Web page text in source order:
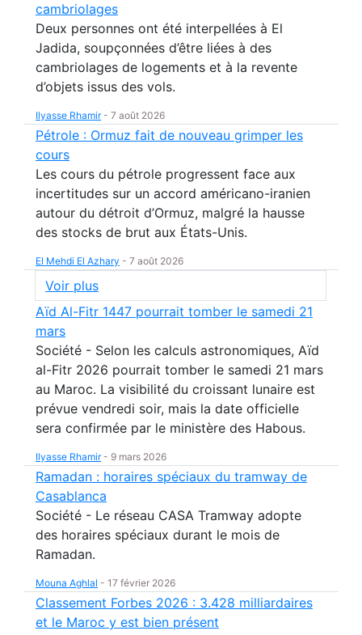
cambriolages
Deux personnes ont été interpellées à El
Jadida, soupçonnées d’être liées à des
cambriolages de logements et à la revente
d’objets issus des vols.
Ilyasse Rhamir- 7 août 2026
Pétrole : Ormuz fait de nouveau grimper les
cours
Les cours du pétrole progressent face aux
incertitudes sur un accord américano-iranien
autour du détroit d’Ormuz, malgré la hausse
des stocks de brut aux États-Unis.
El Mehdi El Azhary - 7 août 2026
Voir plus
Aïd Al-Fitr 1447 pourrait tomber le samedi 21
mars
Société - Selon les calculs astronomiques, Aïd
al-Fitr 2026 pourrait tomber le samedi 21 mars
au Maroc. La visibilité du croissant lunaire est
prévue vendredi soir, mais la date officielle
sera confirmée par le ministère des Habous.
Ilyasse Rhamir- 9 mars 2026
Ramadan : horaires spéciaux du tramway de
Casablanca
Société - Le réseau CASA Tramway adopte
des horaires spéciaux durant le mois de
Ramadan.
Mouna Aghlal - 17 février 2026
Classement Forbes 2026 : 3.428 milliardaires
et le Maroc y est bien présent